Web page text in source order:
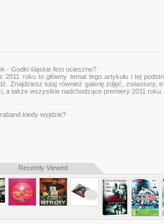
- Godki śląskie fest ucieszne?
z 2011 roku to główny temat tego artykułu i tej
Znajdziesz tutaj również galerię zdjęć, zwiastuny,
a także wszystkie nadchodzące premiery 2011 roku.
kiedy wyjdzie?
Recently Viewed